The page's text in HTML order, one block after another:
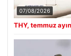
07/08/2026
THY, temmuz